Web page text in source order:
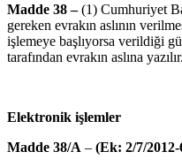
Madde 38 –(1) Cumhuriyet
gereken evrakın aslının
işlemeye başlıyorsa verildiği
tarafından evrakın aslına yazılır.
Elektronik işlemler
Madde 38/A – (Ek: 2/7/